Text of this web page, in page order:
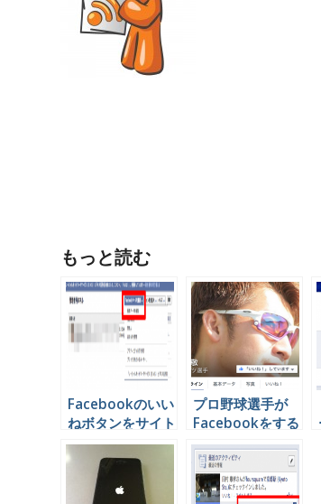
もっと読む
Facebookのいい
ねボタンをサイト
やブログに掲載す
る方法
プロ野球選手が
Facebookをする
時に注意すること
とは